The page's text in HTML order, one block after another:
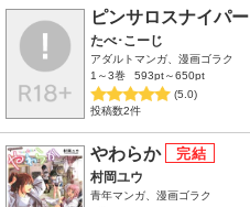
ピンサロスナイパー
たべ･こーじ
アダルトマンガ、漫画ゴラク
1～3巻
593pt～650pt
(5.0)
投稿数2件
やわらか
村岡ユウ
青年マンガ、漫画ゴラク